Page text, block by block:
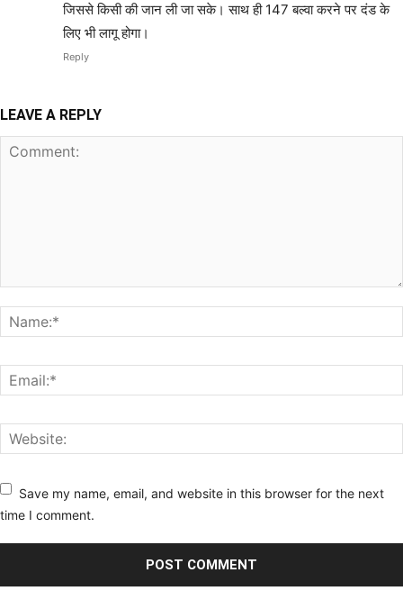
जिससे किसी की जान ली जा सके। साथ ही 147 बल्वा करने पर दंड के
लिए भी लागू होगा।
Reply
LEAVE A REPLY
Save my name, email, and website in this browser for the next
time I comment.